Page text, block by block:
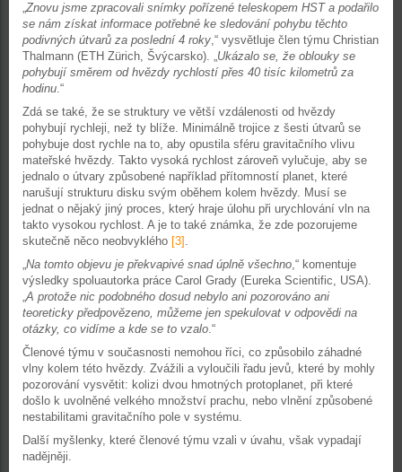
„Znovu jsme zpracovali snímky pořízené teleskopem HST a podařilo
se nám získat informace potřebné ke sledování pohybu těchto
podivných útvarů za poslední 4 roky,“ vysvětluje člen týmu Christian
Thalmann (ETH Zürich, Švýcarsko). „Ukázalo se, že oblouky se
pohybují směrem od hvězdy rychlostí přes 40 tisíc kilometrů za
hodinu.“
Zdá se také, že se struktury ve větší vzdálenosti od hvězdy
pohybují rychleji, než ty blíže. Minimálně trojice z šesti útvarů se
pohybuje dost rychle na to, aby opustila sféru gravitačního vlivu
mateřské hvězdy. Takto vysoká rychlost zároveň vylučuje, aby se
jednalo o útvary způsobené například přítomností planet, které
narušují strukturu disku svým oběhem kolem hvězdy. Musí se
jednat o nějaký jiný proces, který hraje úlohu při urychlování vln na
takto vysokou rychlost. A je to také známka, že zde pozorujeme
skutečně něco neobvyklého [3] .
„Na tomto objevu je překvapivé snad úplně všechno,“ komentuje
výsledky spoluautorka práce Carol Grady (Eureka Scientific, USA).
„A protože nic podobného dosud nebylo ani pozorováno ani
teoreticky předpovězeno, můžeme jen spekulovat v odpovědi na
otázky, co vidíme a kde se to vzalo.“
Členové týmu v současnosti nemohou říci, co způsobilo záhadné
vlny kolem této hvězdy. Zvážili a vyloučili řadu jevů, které by mohly
pozorování vysvětit: kolizi dvou hmotných protoplanet, při které
došlo k uvolněné velkého množství prachu, nebo vlnění způsobené
nestabilitami gravitačního pole v systému.
Další myšlenky, které členové týmu vzali v úvahu, však vypadají
nadějněji.